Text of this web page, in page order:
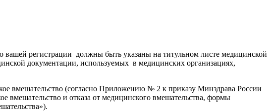
регистрации должны быть указаны на титульном листе медицинской
документации, используемых в медицинских организациях,
вмешательство (согласно Приложению № 2 к приказу Минздрава России
вмешательство и отказа от медицинского вмешательства, формы